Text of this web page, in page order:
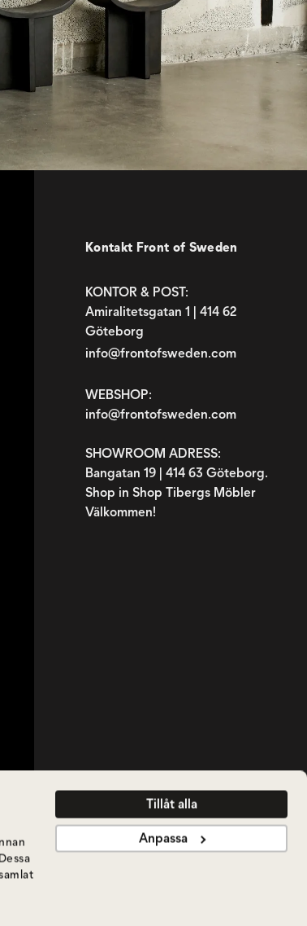
Tillåt alla
Anpassa
Kontakt Front of Sweden
KONTOR & POST:
Amiralitetsgatan 1 | 414 62
Göteborg
info@frontofsweden.com
WEBSHOP:
info@frontofsweden.com
SHOWROOM ADRESS:
Bangatan 19 | 414 63 Göteborg.
Shop in Shop Tibergs Möbler
Välkommen!